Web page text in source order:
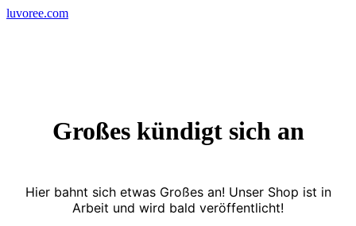
Skip
luvoree.com
Großes kündigt sich an
Hier bahnt sich etwas Großes an! Unser Shop ist in
Arbeit und wird bald veröffentlicht!